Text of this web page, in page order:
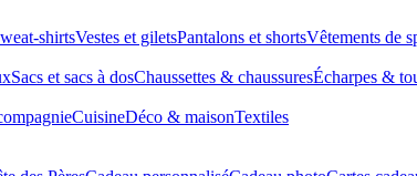
shirtsVestes et giletsPantalons et shortsVêtements de
Sacs et sacs à dosChaussettes & chaussuresÉcharpes &
CuisineDéco & maisonTextiles